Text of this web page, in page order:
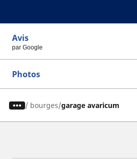
Avis
par Google
Photos
/ bourges garage avaricum